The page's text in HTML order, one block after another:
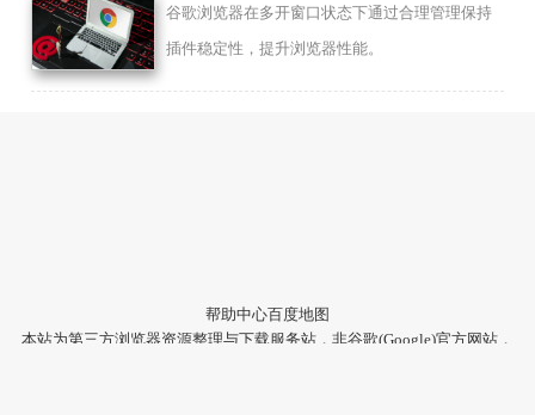
谷歌浏览器在多开窗口状态下通过合理管理保持
插件稳定性，提升浏览器性能。
帮助中心百度地图
本站为第三方浏览器资源整理与下载服务站，非谷歌(Google)官方网站，